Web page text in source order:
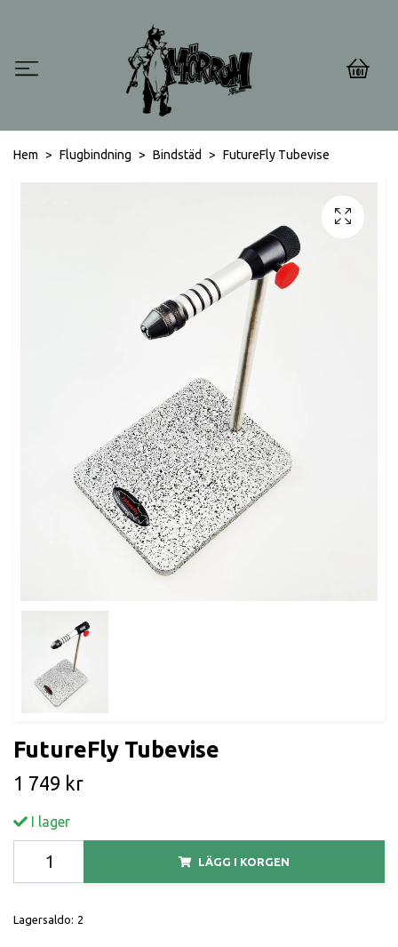
0
Hem Flugbindning Bindstäd FutureFly Tubevise
FutureFly Tubevise
1 749 kr
I lager
LÄGG I KORGEN
Lagersaldo: 2